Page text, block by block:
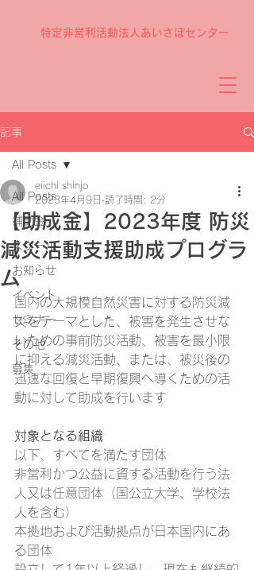
特定非営利活動法人あいさぽセンター
記事
All Posts
補助金
スクール
お知らせ
イベント
セミナー
その他
募集
All Posts
【助成金】2023年度 防災
減災活動支援助成プログラ
ム
eiichi shinjo
2023年4月9日 読了時間: 2分
国内の大規模自然災害に対する防災減
災をテーマとした、被害を発生させな
いための事前防災活動、被害を最小限
に抑える減災活動、または、被災後の
迅速な回復と早期復興へ導くための活
動に対して助成を行います
対象となる組織
以下、すべてを満たす団体
非営利かつ公益に資する活動を行う法
人又は任意団体（国公立大学、学校法
人を含む）
本拠地および活動拠点が日本国内にあ
る団体